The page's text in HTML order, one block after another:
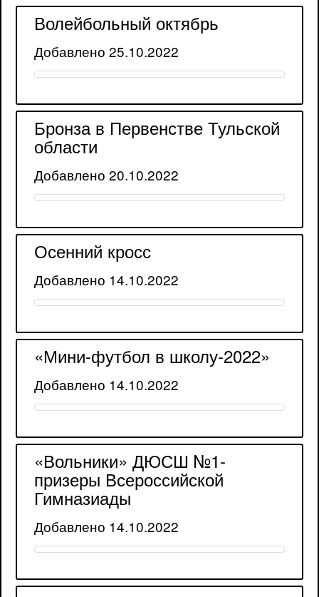
Волейбольный октябрь
Добавлено 25.10.2022
Бронза в Первенстве Тульской
области
Добавлено 20.10.2022
Осенний кросс
Добавлено 14.10.2022
«Мини-футбол в школу-2022»
Добавлено 14.10.2022
«Вольники» ДЮСШ №1-
призеры Всероссийской
Гимназиады
Добавлено 14.10.2022